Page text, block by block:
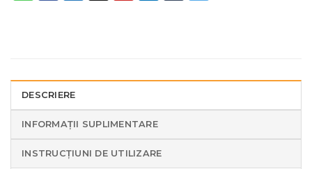
DESCRIERE
INFORMAȚII SUPLIMENTARE
INSTRUCȚIUNI DE UTILIZARE